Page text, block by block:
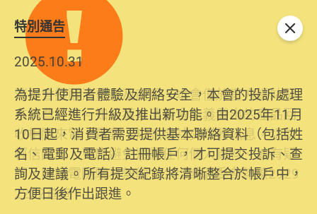
特別通告
2025.10.31
為提升使用者體驗及網絡安全，本會的投訴處理
系統已經進行升級及推出新功能。由2025年11月
10日起，消費者需要提供基本聯絡資料（包括姓
名、電郵及電話）註冊帳戶，才可提交投訴、查
詢及建議。所有提交紀錄將清晰整合於帳戶中，
方便日後作出跟進。
關閉